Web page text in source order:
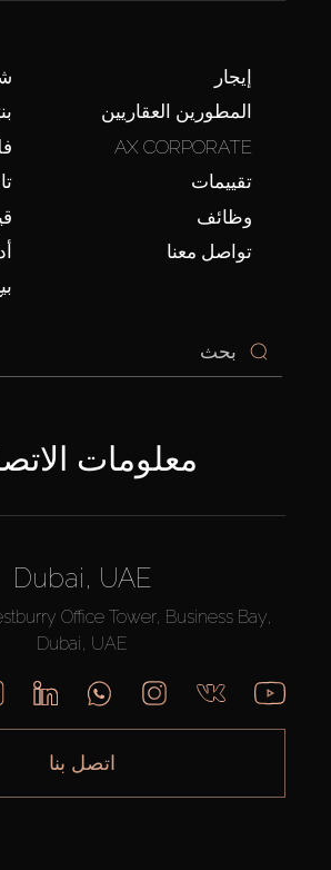
إيجار
المطورين العقاريين
AX CORPORATE
تقييمات
وظائف
تواصل معنا
معلومات
Dubai, UAE
Office Tower, Business Bay,
Dubai, UAE
اتصل بنا